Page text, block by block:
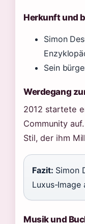
Herkunft und
Simon
Sein
Werdegang
2012 startete
Community
Stil, der ihm
Fazit: Simon
Luxus-Image
Musik und